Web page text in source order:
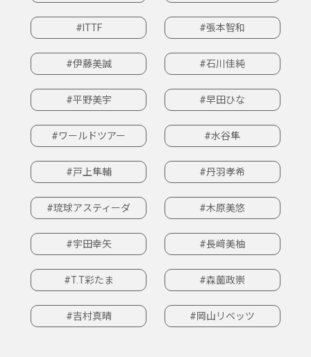
#ITTF #張本智和
#伊藤美誠 #石川佳純
#平野美宇 #早田ひな
#ワールドツアー #水谷隼
#戸上隼輔 #丹羽孝希
#琉球アスティーダ #木原美悠
#宇田幸矢 #長﨑美柚
#T.T彩たま #森薗政崇
#吉村真晴 #岡山リベッツ